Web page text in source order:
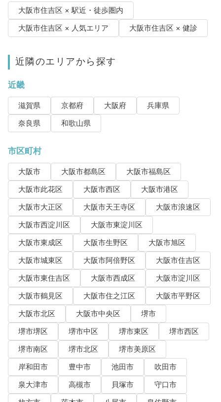
大阪市住吉区 × 駅近・徒歩圏内
大阪市住吉区 × 人気エリア
大阪市住吉区 × 健診
近隣のエリアから探す
近畿
滋賀県 京都府 大阪府
兵庫県
奈良県
和歌山県
市区町村
大阪市 大阪市都島区
大阪市福島区
大阪市此花区
大阪市西区
大阪市港区
大阪市大正区
大阪市天王寺区
大阪市浪速区
大阪市西淀川区
大阪市東淀川区
大阪市東成区
大阪市生野区
大阪市旭区
大阪市城東区
大阪市阿倍野区
大阪市住吉区
大阪市東住吉区
大阪市西成区
大阪市淀川区
大阪市鶴見区
大阪市住之江区
大阪市平野区
大阪市北区
大阪市中央区
堺市
堺市堺区
堺市中区 堺市東区
堺市西区
堺市南区
堺市北区
堺市美原区
岸和田市
豊中市 池田市
吹田市
泉大津市
高槻市 貝塚市
守口市